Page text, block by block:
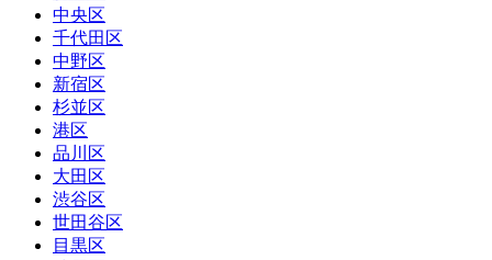
中央区
千代田区
中野区
新宿区
杉並区
港区
品川区
大田区
渋谷区
世田谷区
目黒区